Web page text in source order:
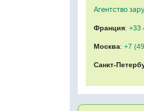
Агентство
Франция: +33
Москва: +7
Санкт-